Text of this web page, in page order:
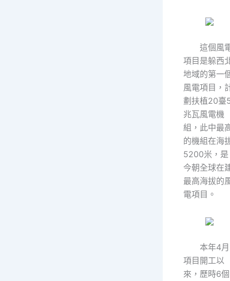
這個風
項目是躲西
地域的第一
風電項目，
劃扶植20臺
兆瓦風電機
組，此中最
的機組在海
5200米，是
今朝全球在
最高海拔的
電項目。
本年4月
項目開工以
來，歷時6個